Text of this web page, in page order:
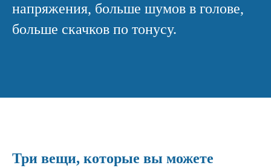
напряжения, больше шумов в голове,
больше скачков по тонусу.
Три вещи, которые вы можете